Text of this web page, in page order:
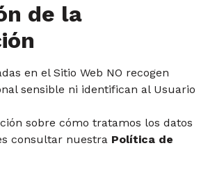
de la
en el Sitio Web NO recogen
sensible ni identifican al Usuario
sobre cómo tratamos los datos
consultar nuestra Política de